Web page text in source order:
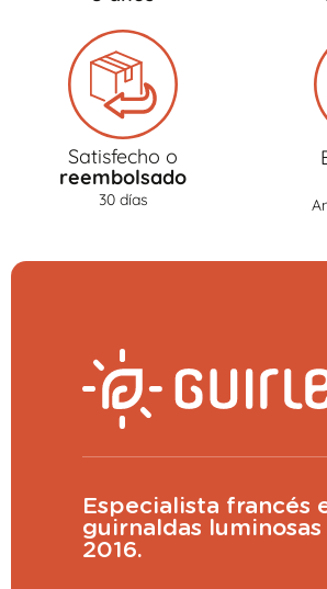
Satisfecho o
reembolsado
30 días
Especialista francés
guirnaldas luminosas
2016.